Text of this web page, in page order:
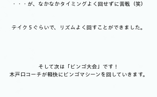
・・・が、なかなかタイミングよく回せずに苦戦（笑）
テイク５ぐらいで、リズムよく回すことができました。
そして次は「ビンゴ大会」です！
木戸口コーチが軽快にビンゴマシーンを回していきます。